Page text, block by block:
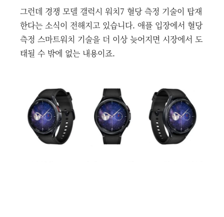
그런데 경쟁 모델 갤럭시 워치7 혈당 측정 기술이 탑재
한다는 소식이 전해지고 있습니다. 애플 입장에서 혈당
측정 스마트워치 기술을 더 이상 늦어지면 시장에서 도
태될 수 밖에 없는 내용이죠.